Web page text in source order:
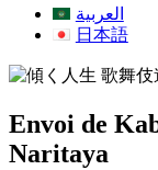
العربية
日本語
Envoi de
Naritaya